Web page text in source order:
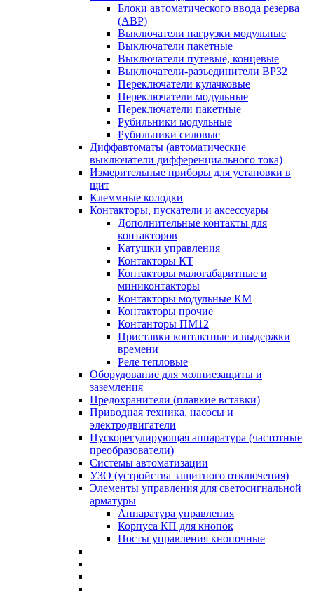
Блоки автоматического ввода резерва
(АВР)
Выключатели нагрузки модульные
Выключатели пакетные
Выключатели путевые, концевые
Выключатели-разъединители ВР32
Переключатели кулачковые
Переключатели модульные
Переключатели пакетные
Рубильники модульные
Рубильники силовые
Диффавтоматы (автоматические
выключатели дифференциального тока)
Измерительные приборы для установки в
щит
Клеммные колодки
Контакторы, пускатели и аксессуары
Дополнительные контакты для
контакторов
Катушки управления
Контакторы КТ
Контакторы малогабаритные и
миниконтакторы
Контакторы модульные КМ
Контакторы прочие
Контанторы ПМ12
Приставки контактные и выдержки
времени
Реле тепловые
Оборудование для молниезащиты и
заземления
Предохранители (плавкие вставки)
Приводная техника, насосы и
электродвигатели
Пускорегулирующая аппаратура (частотные
преобразователи)
Системы автоматизации
УЗО (устройства защитного отключения)
Элементы управления для светосигнальной
арматуры
Аппаратура управления
Корпуса КП для кнопок
Посты управления кнопочные